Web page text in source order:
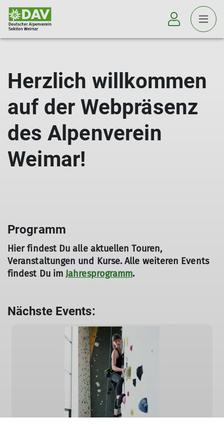
Herzlich willkommen
auf der Webpräsenz
des Alpenverein
Weimar!
Programm
Hier findest Du alle aktuellen Touren,
Veranstaltungen und Kurse. Alle weiteren Events
findest Du im Jahresprogramm.
Nächste Events: